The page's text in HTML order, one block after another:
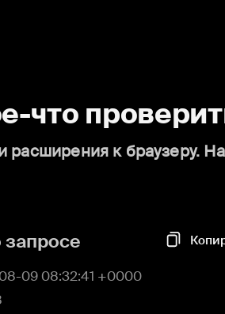
что
к браузеру.
09 08:32:41 +0000